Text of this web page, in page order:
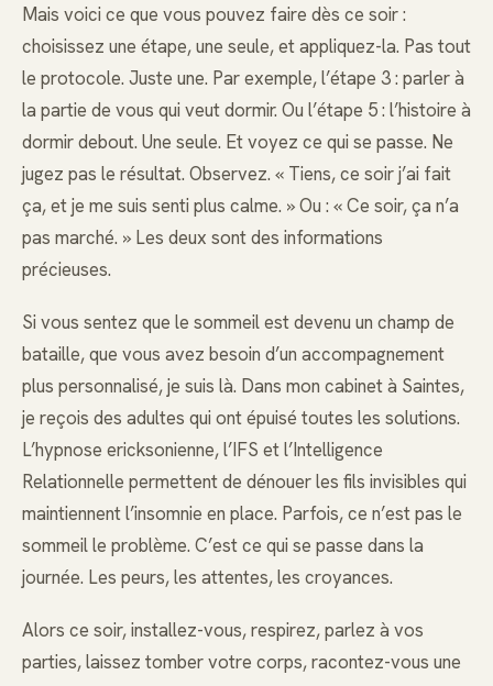
Mais voici ce que vous pouvez faire dès ce soir :
choisissez une étape, une seule, et appliquez-la. Pas tout
le protocole. Juste une. Par exemple, l’étape 3 : parler à
la partie de vous qui veut dormir. Ou l’étape 5 : l’histoire à
dormir debout. Une seule. Et voyez ce qui se passe. Ne
jugez pas le résultat. Observez. « Tiens, ce soir j’ai fait
ça, et je me suis senti plus calme. » Ou : « Ce soir, ça n’a
pas marché. » Les deux sont des informations
précieuses.
Si vous sentez que le sommeil est devenu un champ de
bataille, que vous avez besoin d’un accompagnement
plus personnalisé, je suis là. Dans mon cabinet à Saintes,
je reçois des adultes qui ont épuisé toutes les solutions.
L’hypnose ericksonienne, l’IFS et l’Intelligence
Relationnelle permettent de dénouer les fils invisibles qui
maintiennent l’insomnie en place. Parfois, ce n’est pas le
sommeil le problème. C’est ce qui se passe dans la
journée. Les peurs, les attentes, les croyances.
Alors ce soir, installez-vous, respirez, parlez à vos
parties, laissez tomber votre corps, racontez-vous une